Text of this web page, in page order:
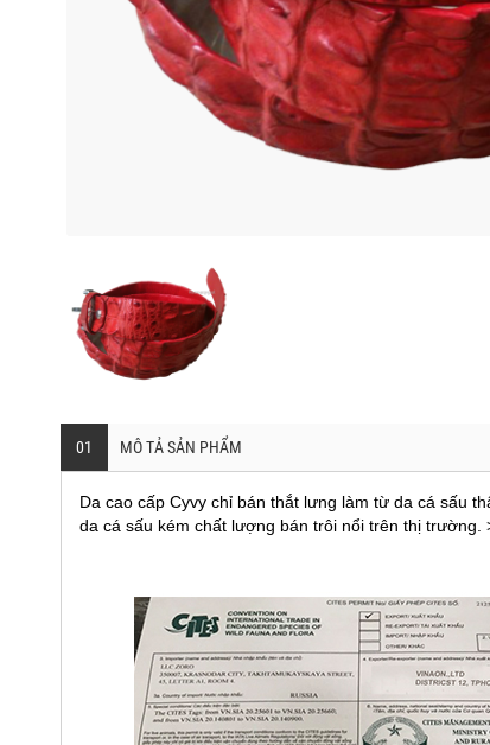
01 MÔ TẢ SẢN PHẨM
Da cao cấp Cyvy chỉ bán thắt lưng làm từ da cá sấu
da cá sấu kém chất lượng bán trôi nổi trên thị trường.